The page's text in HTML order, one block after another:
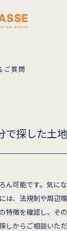
ご質問
で探した土
ん可能です。気に
は、法規制や周辺
特徴を確認し、そ
しからご相談いた